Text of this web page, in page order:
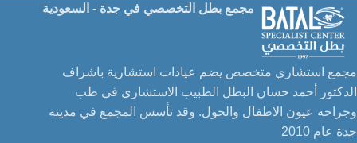
مجمع بطل التخصصي في جدة - السعودية
مجمع استشاري متخصص يضم عيادات استشارية باشراف
الدكتور أحمد حسان البطل الطبيب الاستشاري في طب
وجراحة عيون الاطفال والحول. وقد تأسس المجمع في مدينة
جدة عام 2010